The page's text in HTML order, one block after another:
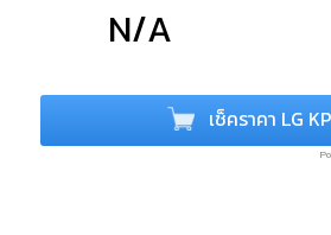
N/A
เช็คราคา LG